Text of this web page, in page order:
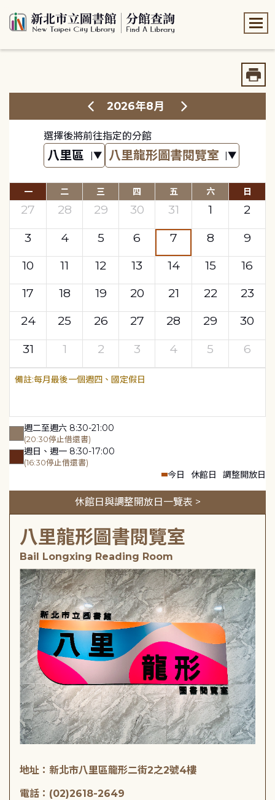
2026年8月
選擇後將前往指定的分館
一 二 三 四 五 六 日
27 28 29 30 31 1
2
3
4 5 6 7 8
9
10
11 12 13 14 15
16
17
18 19 20 21 22
23
24
25 26 27 28 29
30
31
1 2 3 4 5 6
每月最後一個週四、國定假日
週二至週六 8:30-21:00
(20:30停止借還書)
週日、週一 8:30-17:00
(16:30停止借還書)
今日 休館日 調整開放日
休館日與調整開放日一覽表 >
八里龍形圖書閱覽室
Bail Longxing Reading Room
地址：新北市八里區龍形二街2之2號4樓
電話：(02)2618-2649